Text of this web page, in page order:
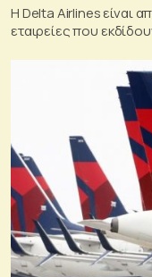
Η Delta Airlines είναι
εταιρείες που